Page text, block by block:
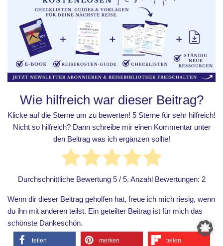
Wie hilfreich war dieser Beitrag?
Klicke auf die Sterne um zu bewerten! 5 Sterne für sehr hilfreich!
Nicht so hilfreich? Dann schreibe mir einen Kommentar unter
den Beitrag was ich ergänzen sollte!
Durchschnittliche Bewertung 5/ 5. Anzahl Bewertungen: 2
Wenn dir dieser Beitrag geholfen hat, freue ich mich riesig, wenn
du ihn mit anderen teilst. Ein geteilter Beitrag ist für mich das
schönste Dankeschön.
teilen merken teilen